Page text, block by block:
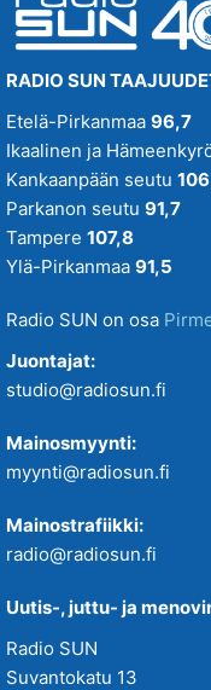
RADIO SUN
Etelä-Pirkanmaa 96,7
Ikaalinen ja
Kankaanpään seutu
Parkanon seutu 91,7
Tampere 107,8
Ylä-Pirkanmaa 91,5
Radio SUN on osa
Juontajat:
studio@radiosun.fi
Mainosmyynti:
myynti@radiosun.fi
Mainostrafiikki:
radio@radiosun.fi
Uutis-, juttu- ja
Radio SUN
Suvantokatu 13